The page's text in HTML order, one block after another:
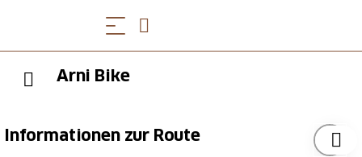
Arni Bike
Informationen zur Route